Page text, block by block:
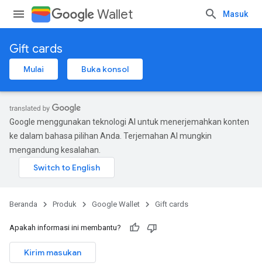
Wallet Masuk
Gift cards
Mulai Buka konsol
Google menggunakan teknologi AI untuk menerjemahkan konten
ke dalam bahasa pilihan Anda. Terjemahan AI mungkin
mengandung kesalahan.
Beranda Produk Google Wallet Gift cards
Apakah informasi ini membantu?
Kirim masukan